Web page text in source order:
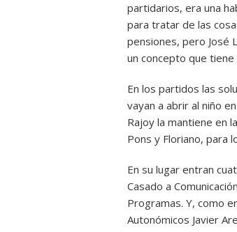
partidarios, era una
para tratar de las
pensiones, pero José
un concepto que
En los partidos las
vayan a abrir al niño
Rajoy la mantiene en
Pons y Floriano, para
En su lugar entran
Casado a
Programas. Y, como
Autonómicos Javier